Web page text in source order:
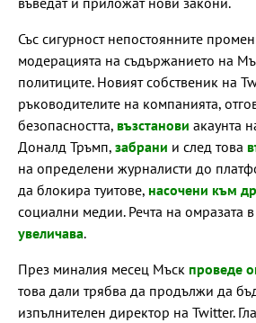
Със сигурност непостоянните
модерацията на съдържанието на
политиците. Новият собственик на
ръководителите на компанията,
безопасността, възстанови акаунта
Доналд Тръмп, забрани и след това
на определени журналисти до
да блокира туитове, насочени към
социални медии. Речта на омразата
увеличава.
През миналия месец Мъск проведе
това дали трябва да продължи да
изпълнителен директор на Twitter.